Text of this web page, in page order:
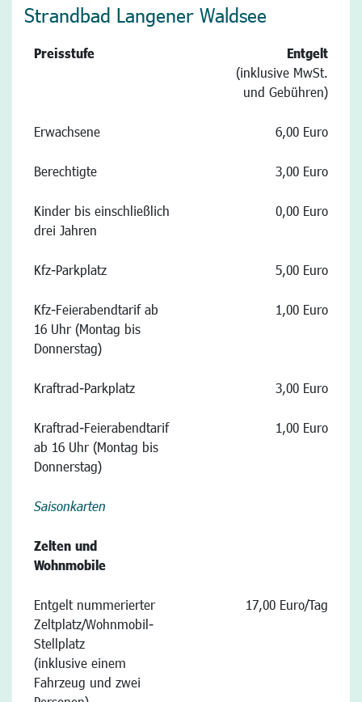
Strandbad Langener Waldsee
Preisstufe
Entgelt
(inklusive MwSt.
und Gebühren)
Erwachsene 6,00 Euro
Berechtigte 3,00 Euro
Kinder bis einschließlich
drei Jahren
0,00 Euro
Kfz-Parkplatz 5,00 Euro
Kfz-Feierabendtarif ab
16 Uhr (Montag bis
Donnerstag)
1,00 Euro
Kraftrad-Parkplatz 3,00 Euro
Kraftrad-Feierabendtarif
ab 16 Uhr (Montag bis
Donnerstag)
1,00 Euro
Saisonkarten
Zelten und
Wohnmobile
Entgelt nummerierter
Zeltplatz/Wohnmobil-
Stellplatz
(inklusive einem
Fahrzeug und zwei
17,00 Euro/Tag